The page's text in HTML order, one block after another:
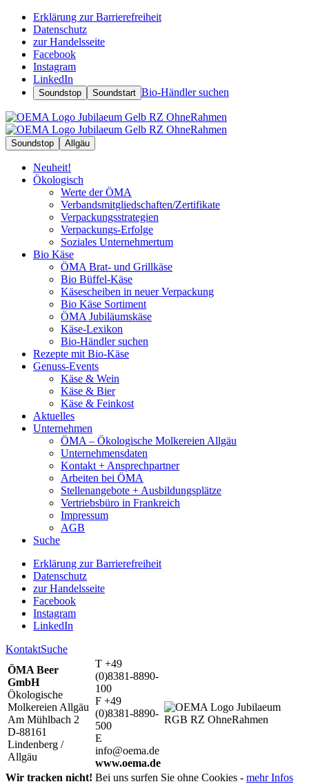
Erklärung zur Barrierefreiheit
Datenschutz
zur Handelsseite
Facebook
Instagram
LinkedIn
Soundstop Soundstart Bio-Händler suchen
Soundstop Allgäu
Neuheit!
Ökologisch
Werte der ÖMA
Verbandsmitgliedschaften/Zertifikate
Verpackungsstrategien
Verpackungs-Erfolge
Soziales Unternehmertum
Bio Käse
ÖMA Brat- und Grillkäse
Bio Büffel-Käse
Käsescheiben in neuer Verpackung
Bio Käse Sortiment
ÖMA Jubiläumskäse
Käse-Lexikon
Bio-Händler suchen
Rezepte mit Bio-Käse
Genuss-Events
Käse & Wein
Käse & Bier
Käse & Feinkost
Aktuelles
Unternehmen
ÖMA – Ökologische Molkereien Allgäu
Unternehmensdaten
Kontakt + Ansprechpartner
Arbeiten bei ÖMA
Stellenangebote + Ausbildungsplätze
Vertriebsbüro in Frankreich
Impressum
AGB
Suche
Erklärung zur Barrierefreiheit
Datenschutz
zur Handelsseite
Facebook
Instagram
LinkedIn
KontaktSuche
ÖMA Beer
GmbH
Ökologische
Molkereien Allgäu
Am Mühlbach 2
D-88161
Lindenberg /
Allgäu
T +49
(0)8381-8890-
100
F +49
(0)8381-8890-
500
E
info@oema.de
www.oema.de
Wir tracken nicht! Bei uns surfen Sie ohne Cookies - mehr Infos